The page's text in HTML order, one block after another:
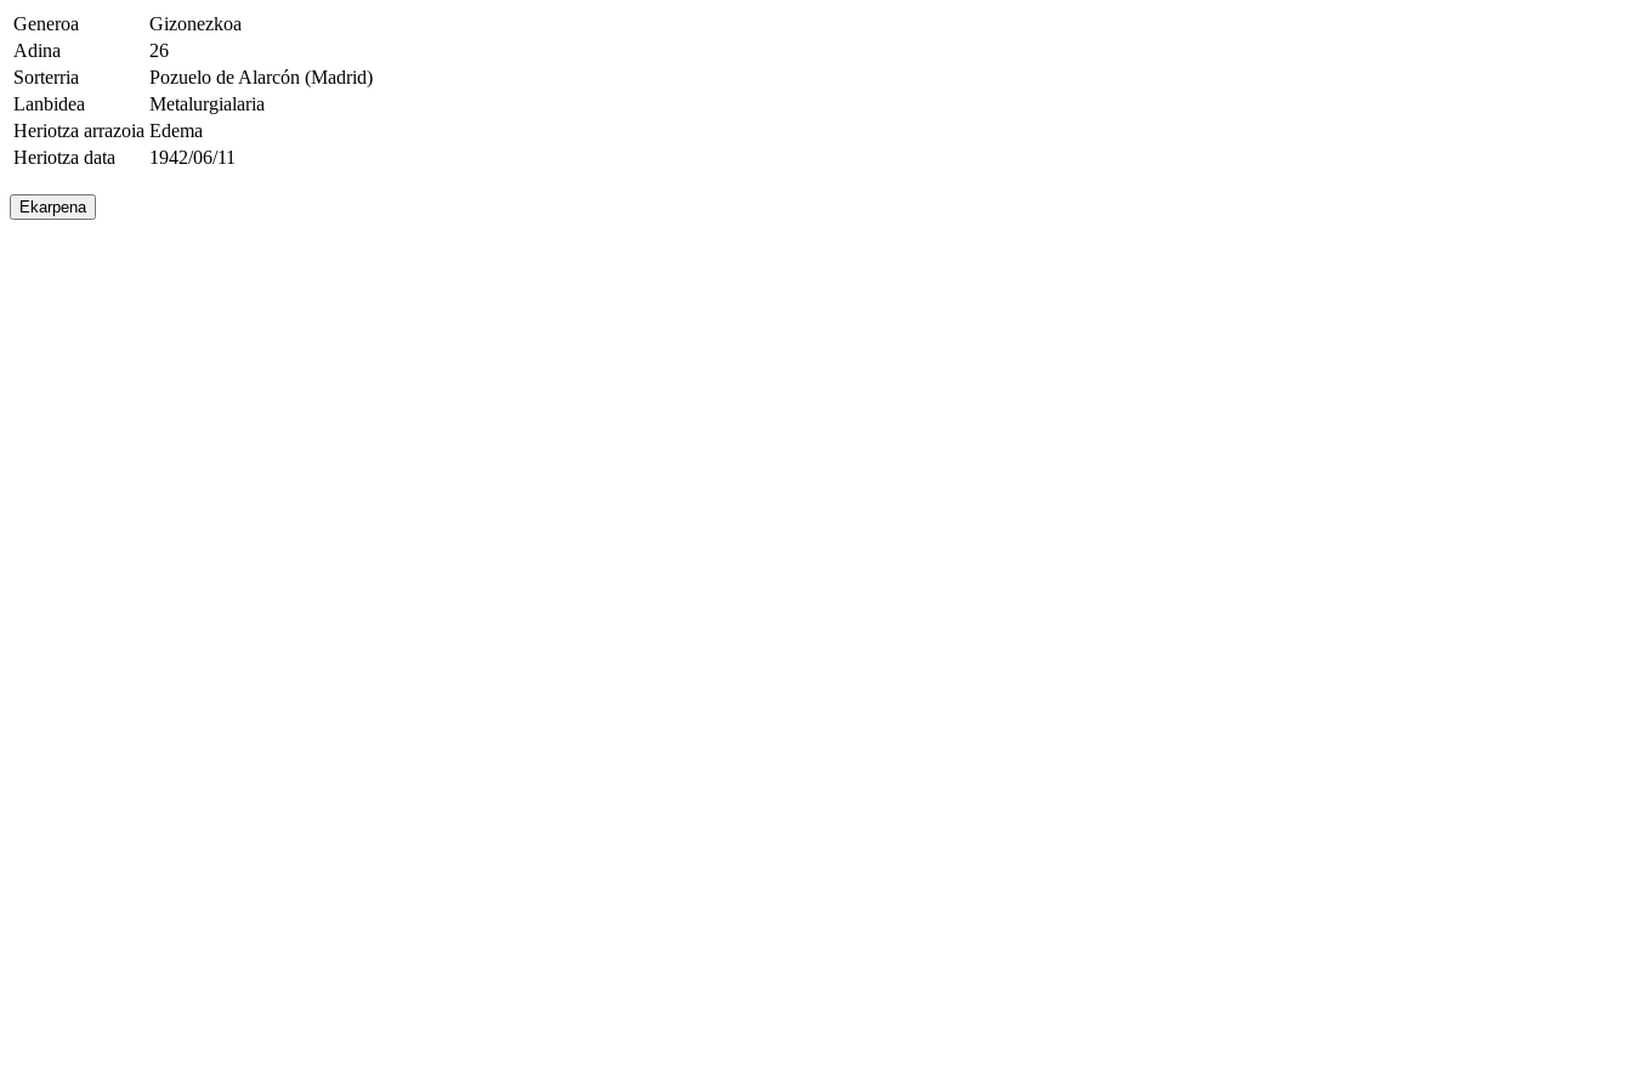
Generoa
Gizonezkoa
Adina
26
Sorterria
Pozuelo de Alarcón (Madrid)
Lanbidea
Metalurgialaria
Heriotza arrazoia Edema
Heriotza data
1942/06/11